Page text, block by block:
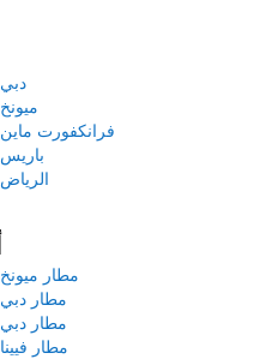
دبي
ميونخ
فرانكفورت ماين
باريس
الرياض
مطار ميونخ
مطار دبي
مطار دبي
مطار فيينا